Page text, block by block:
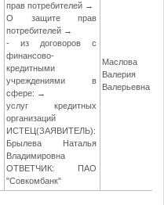
прав потребителей →
О защите прав
потребителей →
- из договоров с
финансово-
кредитными
учреждениями в
сфере: →
услуг кредитных
организаций
ИСТЕЦ(ЗАЯВИТЕЛЬ):
Брылева Наталья
Владимировна
ОТВЕТЧИК: ПАО
"Совкомбанк"
Маслова
Валерия
Валерьевна